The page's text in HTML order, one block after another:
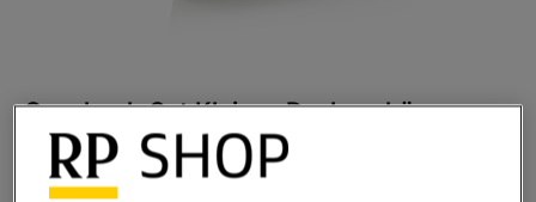
Geschenk-Set Kleines Dankeschön
Art.Nr.: 9207
Sofort lieferbar